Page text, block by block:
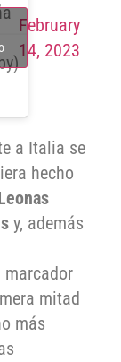
February
14, 2023
a Italia se
hecho
y, además
marcador
mitad
más